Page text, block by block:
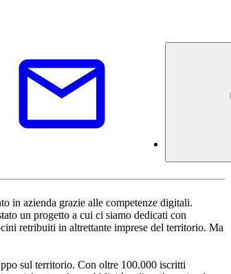
in azienda grazie alle competenze digitali.
un progetto a cui ci siamo dedicati con
retribuiti in altrettante imprese del territorio. Ma
sul territorio. Con oltre 100.000 iscritti